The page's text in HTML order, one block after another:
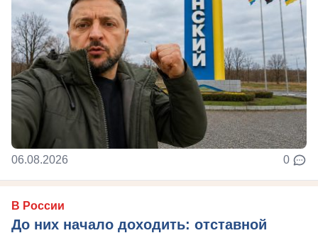
06.08.2026 0
В России
До них начало доходить: отставной